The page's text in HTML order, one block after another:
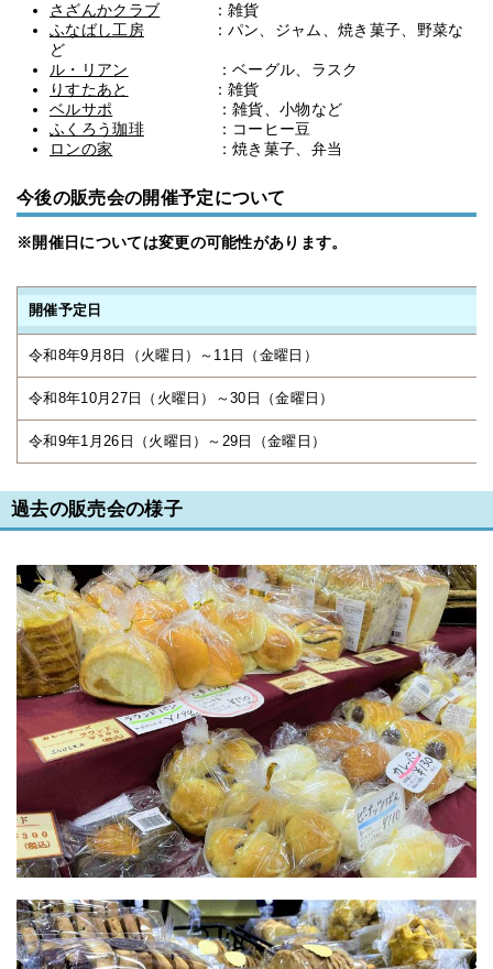
さざんかクラブ ：雑貨
ふなばし工房：パン、ジャム、焼き菓子、野菜な
ど
ル・リアン
：ベーグル、ラスク
りすたあと
：雑貨
ベルサポ ：雑貨、小物など
ふくろう珈琲：コーヒー豆
ロンの家 ：焼き菓子、弁当
今後の販売会の開催予定について
※開催日については変更の可能性があります。
開催予定日
令和8年9月8日（火曜日）～11日（金曜日）
令和8年10月27日（火曜日）～30日（金曜日）
令和9年1月26日（火曜日）～29日（金曜日）
過去の販売会の様子